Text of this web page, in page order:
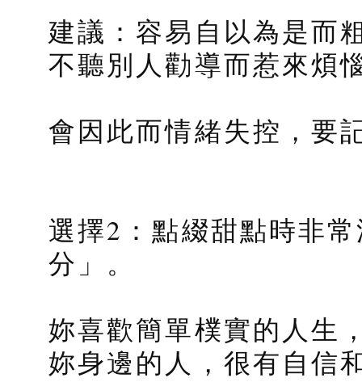
建議：容易自以為是而
不聽別人勸導而惹來煩
會因此而情緒失控，要
選擇2：點綴甜點時非
分」。
妳喜歡簡單樸實的人生
妳身邊的人，很有自信